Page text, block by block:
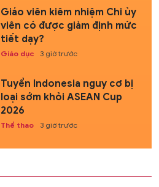
Giáo viên kiêm nhiệm Chi ủy
viên có được giảm định mức
tiết dạy?
Giáo dục 3 giờ trước
Tuyển Indonesia nguy cơ bị
loại sớm khỏi ASEAN Cup
2026
Thể thao 3 giờ trước